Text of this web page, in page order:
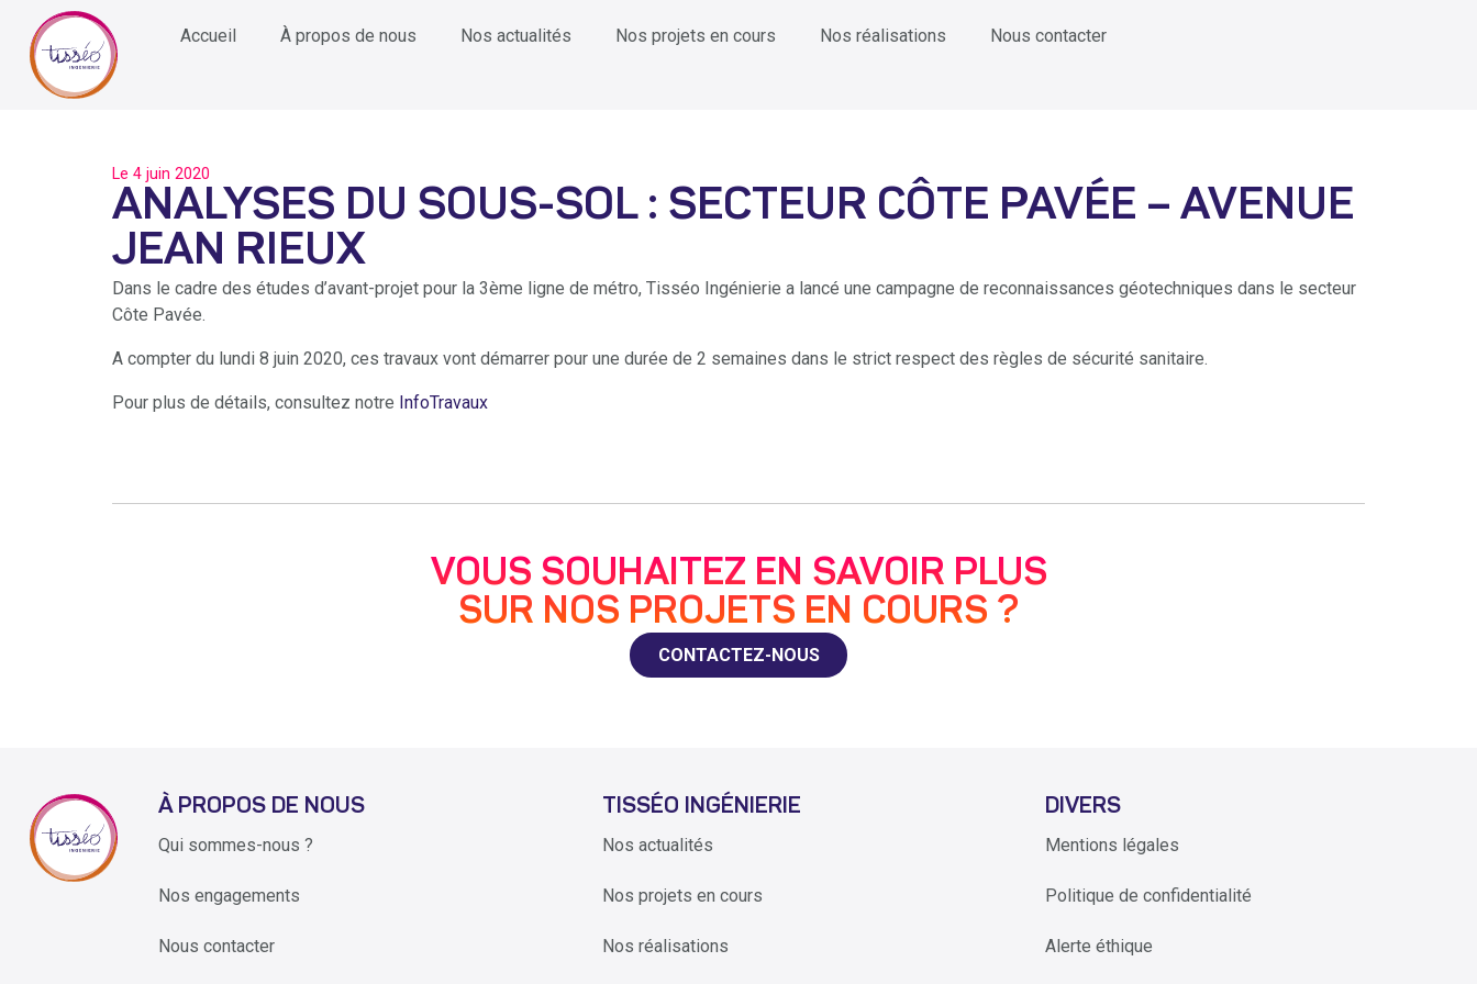
Accueil À propos de nous Nos actualités Nos projets en cours Nos réalisations Nous contacter
Le 4 juin 2020
ANALYSES DU SOUS-SOL : SECTEUR CÔTE PAVÉE – AVENUE
JEAN RIEUX
Dans le cadre des études d’avant-projet pour la 3ème ligne de métro, Tisséo Ingénierie a lancé une campagne de reconnaissances géotechniques dans le secteur
Côte Pavée.
A compter du lundi 8 juin 2020, ces travaux vont démarrer pour une durée de 2 semaines dans le strict respect des règles de sécurité sanitaire.
Pour plus de détails, consultez notre InfoTravaux
VOUS SOUHAITEZ EN SAVOIR PLUS
SUR NOS PROJETS EN COURS ?
CONTACTEZ-NOUS
À PROPOS DE NOUS
Qui sommes-nous ?
Nos engagements
Nous contacter
TISSÉO INGÉNIERIE
Nos actualités
Nos projets en cours
Nos réalisations
DIVERS
Mentions légales
Politique de confidentialité
Alerte éthique